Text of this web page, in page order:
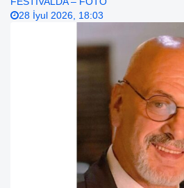
28 İyul 2026, 18:03